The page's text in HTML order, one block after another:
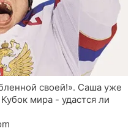
своей!». Саша уже
мира - удастся ли